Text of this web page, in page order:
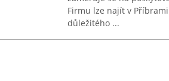
Firmu lze najít v
důležitého ...